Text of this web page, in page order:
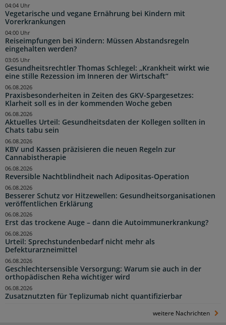
Vegetarische und vegane Ernährung bei Kindern mit
Vorerkrankungen
04:04 Uhr
Reiseimpfungen bei Kindern: Müssen Abstandsregeln
eingehalten werden?
04:00 Uhr
Gesundheitsrechtler Thomas Schlegel: „Krankheit wirkt wie
eine stille Rezession im Inneren der Wirtschaft“
03:05 Uhr
Praxisbesonderheiten in Zeiten des GKV-Spargesetzes:
Klarheit soll es in der kommenden Woche geben
06.08.2026
Aktuelles Urteil: Gesundheitsdaten der Kollegen sollten in
Chats tabu sein
06.08.2026
KBV und Kassen präzisieren die neuen Regeln zur
Cannabistherapie
06.08.2026
Reversible Nachtblindheit nach Adipositas-Operation
06.08.2026
Besserer Schutz vor Hitzewellen: Gesundheitsorganisationen
veröffentlichen Erklärung
06.08.2026
Erst das trockene Auge – dann die Autoimmunerkrankung?
06.08.2026
Urteil: Sprechstundenbedarf nicht mehr als
Defekturarzneimittel
06.08.2026
Geschlechtersensible Versorgung: Warum sie auch in der
orthopädischen Reha wichtiger wird
06.08.2026
Zusatznutzten für Teplizumab nicht quantifizierbar
06.08.2026
weitere Nachrichten